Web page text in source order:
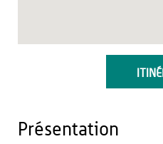
Présentation